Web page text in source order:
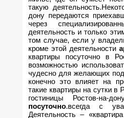
такую
дону передаются
через
деятельность и только
том случае, если у
кроме этой деятельности
квартиры посуточно в
возможностью
чудесно для желающих
конечно это влияет на
такие квартиры на сутки в
гостиницы Ростов-на-
посуточно.всегда с
Деятельность –